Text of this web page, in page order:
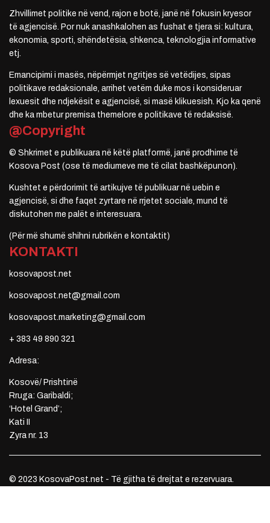
Zhvillimet politike në vend, rajon e botë, janë në fokusin kryesor
të agjencisë. Por nuk anashkalohen as fushat e tjera si: kultura,
ekonomia, sporti, shëndetësia, shkenca, teknologjia informative
etj.
Emancipimi i masës, nëpërmjet ngritjes së vetëdijes, sipas
politikave redaksionale, arrihet vetëm duke mos i konsideruar
lexuesit dhe ndjekësit e agjencisë, si masë klikuesish. Kjo ka qenë
dhe ka mbetur premisa themelore e politikave të redaksisë.
@Copyright
© Shkrimet e publikuara në këtë platformë, janë prodhime të
Kosova Post (ose të mediumeve me të cilat bashkëpunon).
Kushtet e përdorimit të artikujve të publikuar në uebin e
agjencisë, si dhe faqet zyrtare në rrjetet sociale, mund të
diskutohen me palët e interesuara.
(Për më shumë shihni rubrikën e kontaktit)
KONTAKTI
kosovapost.net
kosovapost.net@gmail.com
kosovapost.marketing@gmail.com
+ 383 49 890 321
Adresa:
Kosovë/ Prishtinë
Rruga: Garibaldi;
‘Hotel Grand’;
Kati II
Zyra nr. 13
© 2023 KosovaPost.net - Të gjitha të drejtat e rezervuara.